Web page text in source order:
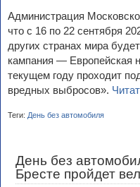
Администрация
что с 16 по 22 сентября
других странах мира
кампания — Европейская
текущем году проходит
вредных выбросов».
Теги: День без автомобиля
День без
Бресте пройдет